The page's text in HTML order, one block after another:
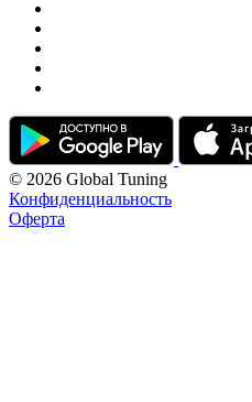
© 2026 Global Tuning
Конфиденциальность
Оферта